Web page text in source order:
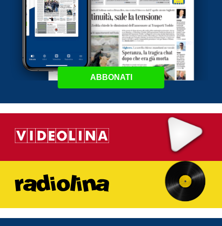
ABBONATI